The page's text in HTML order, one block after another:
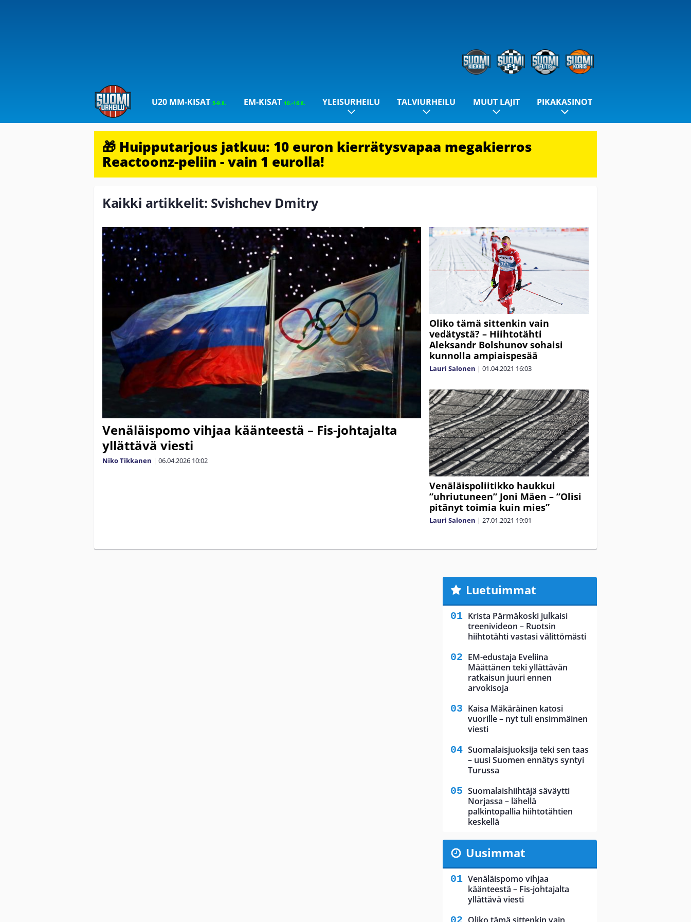
U20 MM-KISAT5-9.8. EM-KISAT 10.-16.8. YLEISURHEILU TALVIURHEILU MUUT LAJIT PIKAKASINOT
🎁 Huipputarjous jatkuu: 10 euron kierrätysvapaa megakierros
Reactoonz-peliin - vain 1 eurolla!
Kaikki artikkelit: Svishchev Dmitry
Venäläispomo vihjaa käänteestä – Fis-johtajalta
yllättävä viesti
Niko Tikkanen | 06.04.2026 10:02
Oliko tämä sittenkin vain
vedätystä? – Hiihtotähti
Aleksandr Bolshunov sohaisi
kunnolla ampiaispesää
Lauri Salonen | 01.04.2021 16:03
Venäläispoliitikko haukkui
”uhriutuneen” Joni Mäen – ”Olisi
pitänyt toimia kuin mies”
Lauri Salonen | 27.01.2021 19:01
Luetuimmat
Krista Pärmäkoski julkaisi
treenivideon – Ruotsin
hiihtotähti vastasi välittömästi
EM-edustaja Eveliina
Määttänen teki yllättävän
ratkaisun juuri ennen
arvokisoja
Kaisa Mäkäräinen katosi
vuorille – nyt tuli ensimmäinen
viesti
Suomalaisjuoksija teki sen taas
– uusi Suomen ennätys syntyi
Turussa
Suomalaishiihtäjä säväytti
Norjassa – lähellä
palkintopallia hiihtotähtien
keskellä
Uusimmat
Venäläispomo vihjaa
käänteestä – Fis-johtajalta
yllättävä viesti